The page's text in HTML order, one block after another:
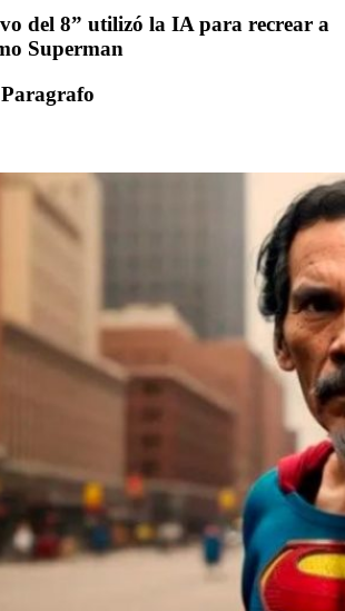
del 8” utilizó la IA para recrear a
Superman